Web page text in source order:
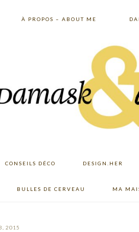
À PROPOS – ABOUT ME
CONSEILS DÉCO DESIGN.HER
BULLES DE CERVEAU MA
2015